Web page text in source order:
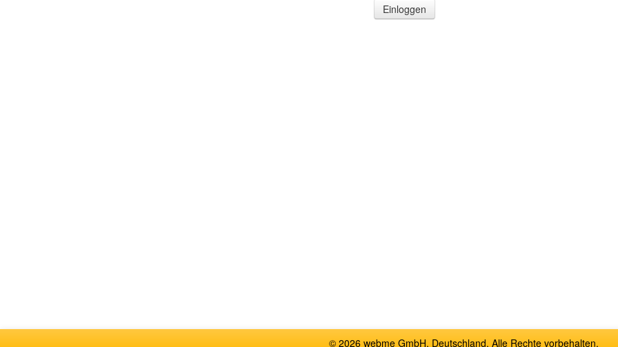
Einloggen
© 2026 webme GmbH, Deutschland. Alle Rechte vorbehalten.